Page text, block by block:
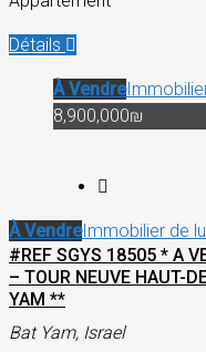
Détails
À Vendre
8,900,000₪
À VendreImmobilier de
#REF SGYS 18505 * A
– TOUR NEUVE HAUT-
YAM **
Bat Yam, Israel